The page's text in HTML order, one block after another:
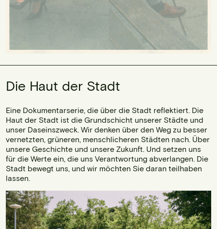
Die Haut der Stadt
Eine Dokumentarserie, die über die Stadt reflektiert. Die
Haut der Stadt ist die Grundschicht unserer Städte und
unser Daseinszweck. Wir denken über den Weg zu besser
vernetzten, grüneren, menschlicheren Städten nach. Über
unsere Geschichte und unsere Zukunft. Und setzen uns
für die Werte ein, die uns Verantwortung abverlangen. Die
Stadt bewegt uns, und wir möchten Sie daran teilhaben
lassen.